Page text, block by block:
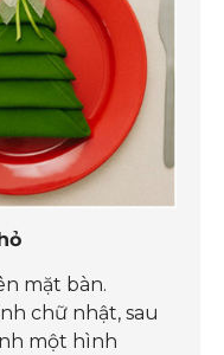
mặt bàn.
chữ nhật, sau
một hình